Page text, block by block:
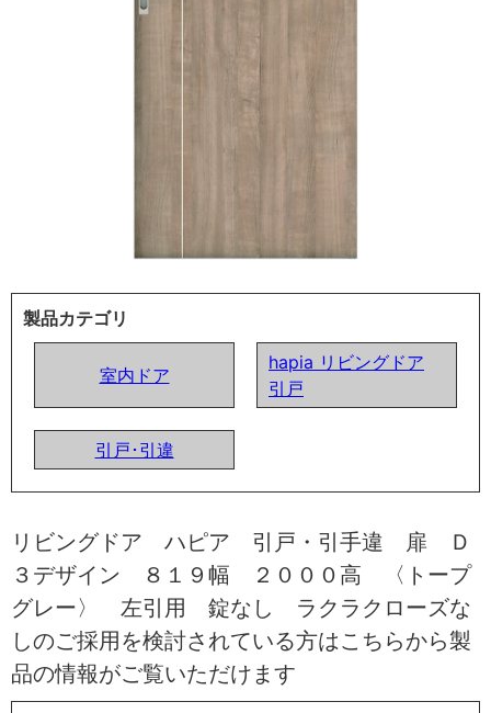
製品カテゴリ
室内ドア
hapia リビングドア
引戸
引戸･引違
リビングドア ハピア 引戸・引手違 扉 Ｄ
３デザイン ８１９幅 ２０００高 〈トープ
グレー〉 左引用 錠なし ラクラクローズな
しのご採用を検討されている方はこちらから製
品の情報がご覧いただけます